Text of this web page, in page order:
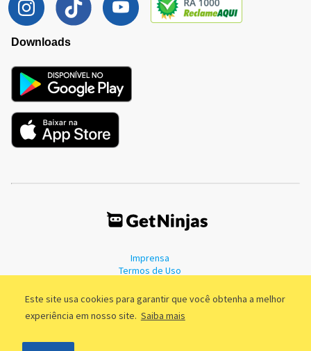
Este site usa cookies para garantir que você obtenha a melhor
experiência em nosso site. Saiba mais
Downloads
Imprensa
Termos de Uso
©2011 - 2026, GetNinjas LTDA. CNPJ 55.744.877/0001-89 - Rua Dr.